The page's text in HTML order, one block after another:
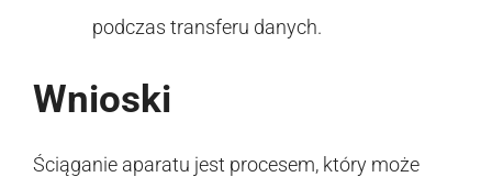
podczas transferu danych.
Wnioski
Ściąganie aparatu jest procesem, który może